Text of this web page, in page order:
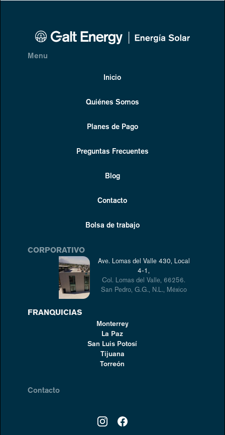
Menu
Inicio
Quiénes Somos
Planes de Pago
Preguntas Frecuentes
Blog
Contacto
Bolsa de trabajo
CORPORATIVO
Ave. Lomas del Valle 430, Local
4-1,
Col. Lomas del Valle, 66256.
San Pedro, G.G., N.L., México
FRANQUICIAS
Monterrey
La Paz
San Luis Potosí
Tijuana
Torreón
Contacto